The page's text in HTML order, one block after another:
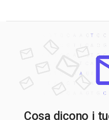
Cosa dicono i